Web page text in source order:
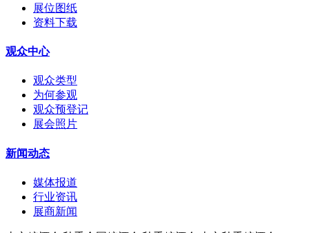
展位图纸
资料下载
观众中心
观众类型
为何参观
观众预登记
展会照片
新闻动态
媒体报道
行业资讯
展商新闻